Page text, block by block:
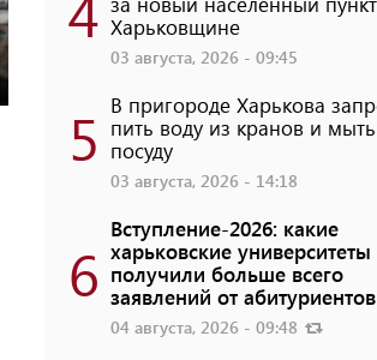
Харьковщине
03 августа, 2026 - 09:45
5 В пригороде Харькова
пить воду из кранов и
посуду
03 августа, 2026 - 14:18
6
Вступление-2026: какие
харьковские университеты
получили больше всего
заявлений от абитуриентов
04 августа, 2026 - 09:48